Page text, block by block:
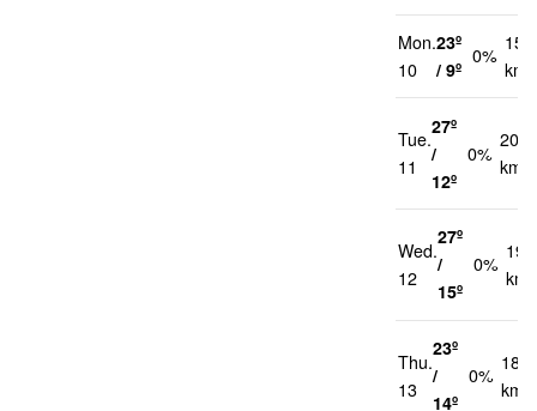
Mon.
10
23º
/ 9º
0%
15
km/
Tue.
11
27º
/
12º
0%
20
km/h
Wed.
12
27º
/
15º
0%
19
Thu.
13
23º
/
14º
0%
18
km/h